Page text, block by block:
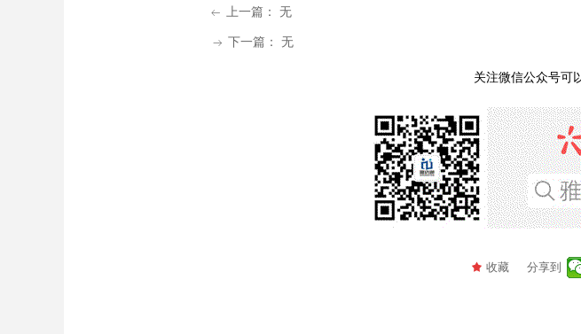
ꂃ 上一篇： 无
ꁹ 下一篇： 无
分享到
끄 收藏
关注微信公众号可